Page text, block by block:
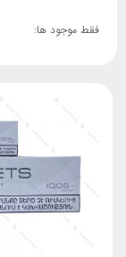
فقط موجود ها: